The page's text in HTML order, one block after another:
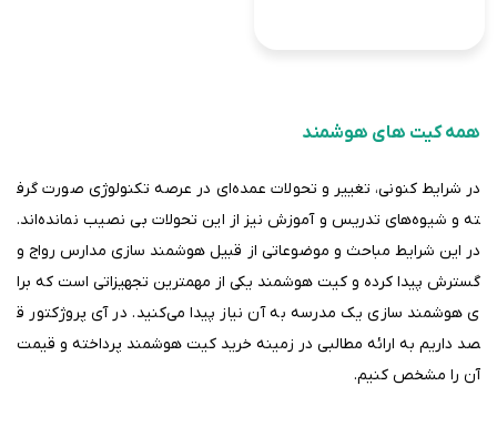
همه کیت های هوشمند
در شرایط کنونی، تغییر و تحولات عمده‌ای در عرصه تکنولوژی صورت گرف
ته و شیوه‌های تدریس و آموزش نیز از این تحولات بی نصیب نمانده‌اند.
در این شرایط مباحث و موضوعاتی از قبیل هوشمند سازی مدارس رواج و
گسترش پیدا کرده و کیت هوشمند یکی از مهمترین تجهیزاتی است که برا
ی هوشمند سازی یک مدرسه به آن نیاز پیدا می‌کنید. در آی پروژکتور ق
صد داریم به ارائه مطالبی در زمینه خرید کیت هوشمند پرداخته و قیمت
آن را مشخص کنیم.